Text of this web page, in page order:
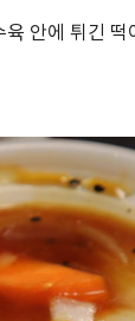
안에 튀긴 떡